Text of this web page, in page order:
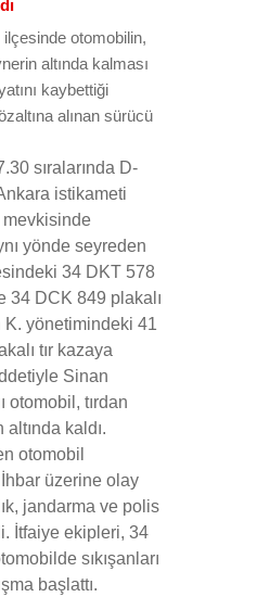
otomobilin,
altında kalması
kaybettiği
alınan sürücü
sıralarında D-
istikameti
mevkisinde
yönde seyreden
34 DKT 578
34 DCK 849 plakalı
yönetimindeki 41
tır kazaya
Sinan
otomobil, tırdan
kaldı.
otomobil
üzerine olay
jandarma ve polis
İtfaiye ekipleri, 34
sıkışanları
başlattı.